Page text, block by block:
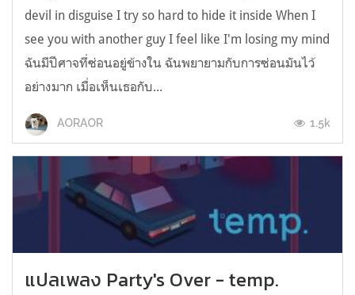
devil in disguise I try so hard to hide it inside When I
see you with another guy I feel like I'm losing my mind
ฉันมีปีศาจที่ซ่อนอยู่ข้างใน ฉันพยายามกับการซ่อนมันไว้
อย่างมาก เมื่อเห็นเธอกับ...
AORAOR 1.5k
แปลเพลง Party's Over - temp.